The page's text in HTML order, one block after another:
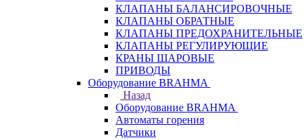
КЛАПАНЫ БАЛАНСИРОВОЧНЫЕ
КЛАПАНЫ ОБРАТНЫЕ
КЛАПАНЫ ПРЕДОХРАНИТЕЛЬНЫЕ
КЛАПАНЫ РЕГУЛИРУЮЩИЕ
КРАНЫ ШАРОВЫЕ
ПРИВОДЫ
Оборудование BRAHMA
Назад
Оборудование BRAHMA
Автоматы горения
Датчики